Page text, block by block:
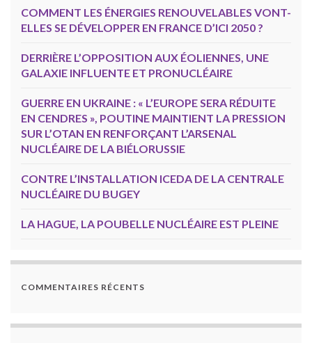
COMMENT LES ÉNERGIES RENOUVELABLES VONT-
ELLES SE DÉVELOPPER EN FRANCE D’ICI 2050 ?
DERRIÈRE L’OPPOSITION AUX ÉOLIENNES, UNE
GALAXIE INFLUENTE ET PRONUCLÉAIRE
GUERRE EN UKRAINE : « L’EUROPE SERA RÉDUITE
EN CENDRES », POUTINE MAINTIENT LA PRESSION
SUR L’OTAN EN RENFORÇANT L’ARSENAL
NUCLÉAIRE DE LA BIÉLORUSSIE
CONTRE L’INSTALLATION ICEDA DE LA CENTRALE
NUCLÉAIRE DU BUGEY
LA HAGUE, LA POUBELLE NUCLÉAIRE EST PLEINE
COMMENTAIRES RÉCENTS